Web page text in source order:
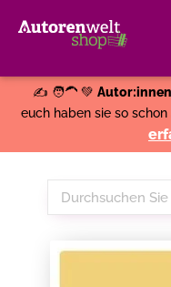
✍️ 🧑‍🦱 💚
euch haben sie so schon
Durchsuchen
Sie
Shop